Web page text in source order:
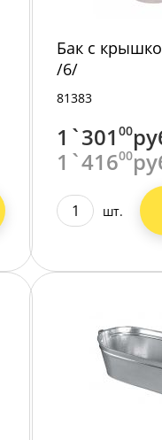
Бак с
/6/
81383
1`30100
1`41600
шт.